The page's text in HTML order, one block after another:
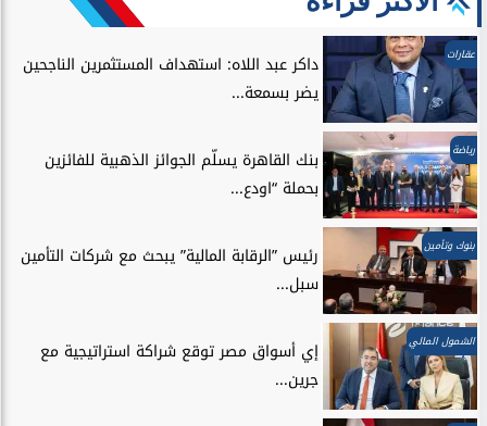
عقارات
داكر عبد اللاه: استهداف المستثمرين الناجحين
يضر بسمعة...
رياضة
بنك القاهرة يسلّم الجوائز الذهبية للفائزين
بحملة “اودع...
بنوك وتأمين
رئيس ”الرقابة المالية” يبحث مع شركات التأمين
سبل...
الشمول المالي
إي أسواق مصر توقع شراكة استراتيجية مع
جرين...